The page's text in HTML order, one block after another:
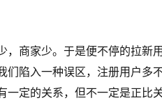
，商家少。于是便不停的拉新
们陷入一种误区，注册用户多
定的关系，但不一定是正比